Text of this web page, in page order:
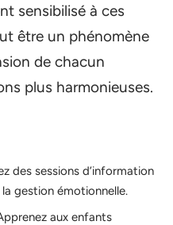
sensibilisé à ces
être un phénomène
de chacun
plus harmonieuses.
des sessions d’information
gestion émotionnelle.
aux enfants